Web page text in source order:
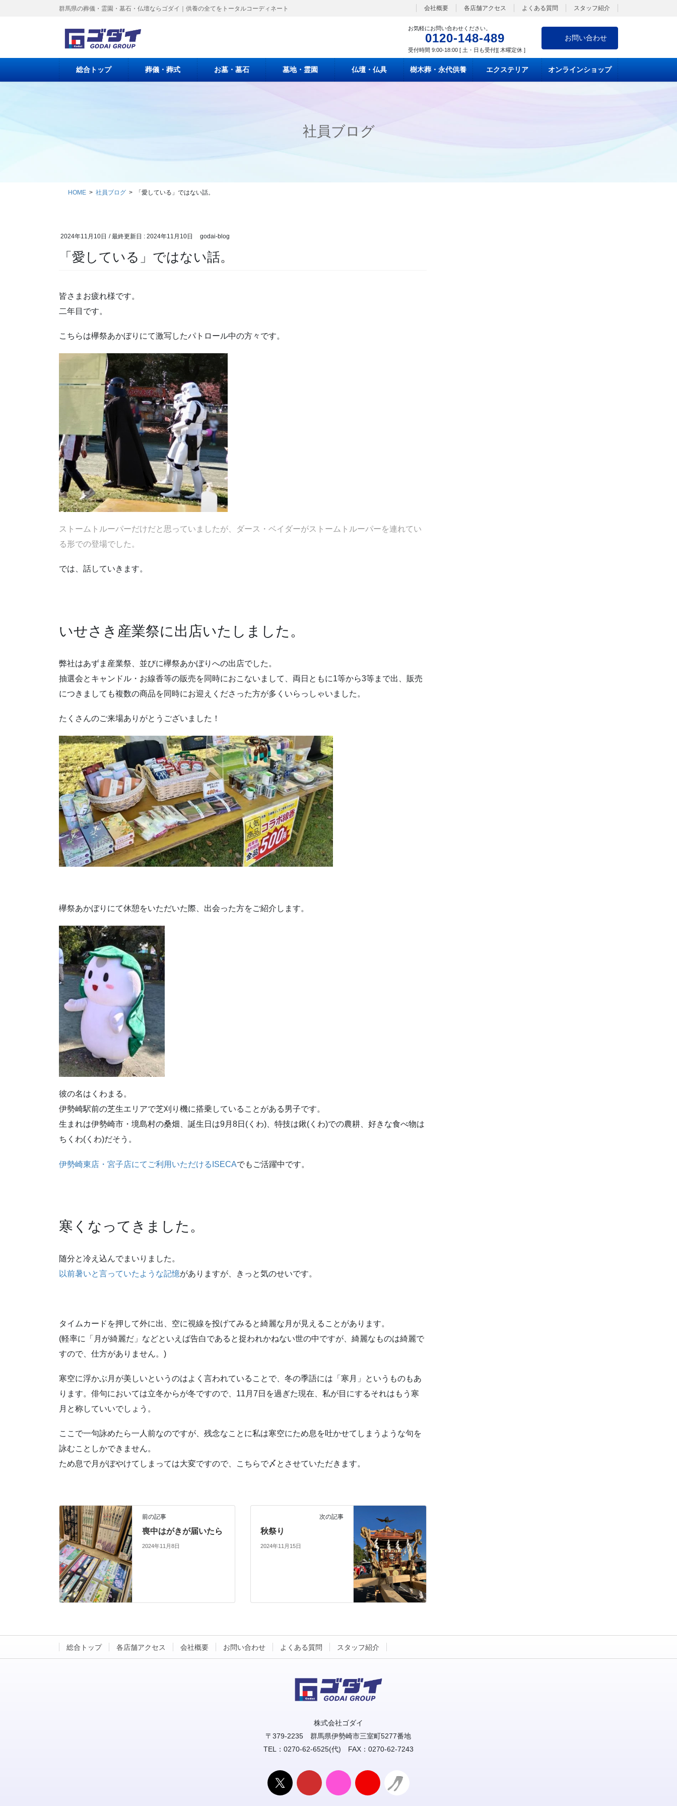
群馬県の葬儀・霊園・墓石・仏壇ならゴダイ｜供養の全てをトータルコーディネート 会社概要 各店舗アクセス よくある質問 スタッフ紹介
お気軽にお問い合わせください。
0120-148-489
受付時間 9:00-18:00 [ 土・日も受付][ 木曜定休 ]
お問い合わせ
総合トップ 葬儀・葬式 お墓・墓石 墓地・霊園 仏壇・仏具 樹木葬・永代供養 エクステリア オンラインショップ
社員ブログ
HOME 社員ブログ 「愛している」ではない話。
2024年11月10日 / 最終更新日 : 2024年11月10日 godai-blog
「愛している」ではない話。
皆さまお疲れ様です。
二年目です。
こちらは欅祭あかぼりにて激写したパトロール中の方々です。
ストームトルーパーだけだと思っていましたが、ダース・ベイダーがストームトルーパーを連れてい
る形での登場でした。
では、話していきます。
いせさき産業祭に出店いたしました。
弊社はあずま産業祭、並びに欅祭あかぼりへの出店でした。
抽選会とキャンドル・お線香等の販売を同時におこないまして、両日ともに1等から3等まで出、販売
につきましても複数の商品を同時にお迎えくださった方が多くいらっしゃいました。
たくさんのご来場ありがとうございました！
欅祭あかぼりにて休憩をいただいた際、出会った方をご紹介します。
彼の名はくわまる。
伊勢崎駅前の芝生エリアで芝刈り機に搭乗していることがある男子です。
生まれは伊勢崎市・境島村の桑畑、誕生日は9月8日(くわ)、特技は鍬(くわ)での農耕、好きな食べ物は
ちくわ(くわ)だそう。
伊勢崎東店・宮子店にてご利用いただけるISECAでもご活躍中です。
寒くなってきました。
随分と冷え込んでまいりました。
以前暑いと言っていたような記憶がありますが、きっと気のせいです。
タイムカードを押して外に出、空に視線を投げてみると綺麗な月が見えることがあります。
(軽率に「月が綺麗だ」などといえば告白であると捉われかねない世の中ですが、綺麗なものは綺麗で
すので、仕方がありません。)
寒空に浮かぶ月が美しいというのはよく言われていることで、冬の季語には「寒月」というものもあ
ります。俳句においては立冬からが冬ですので、11月7日を過ぎた現在、私が目にするそれはもう寒
月と称していいでしょう。
ここで一句詠めたら一人前なのですが、残念なことに私は寒空にため息を吐かせてしまうような句を
詠むことしかできません。
ため息で月がぼやけてしまっては大変ですので、こちらで〆とさせていただきます。
前の記事
喪中はがきが届いたら
2024年11月8日
次の記事
秋祭り
2024年11月15日
総合トップ 各店舗アクセス 会社概要 お問い合わせ よくある質問 スタッフ紹介
株式会社ゴダイ
〒379-2235 群馬県伊勢崎市三室町5277番地
TEL：0270-62-6525(代) FAX：0270-62-7243